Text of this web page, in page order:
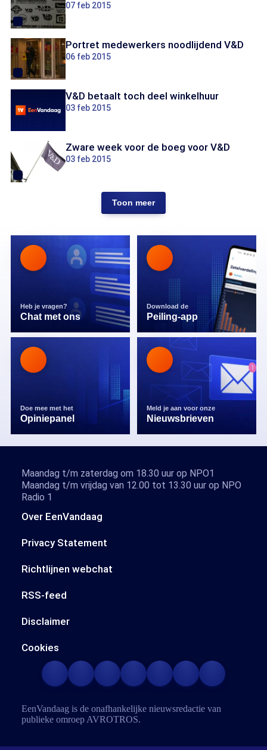
07 feb 2015
Portret medewerkers noodlijdend V&D
06 feb 2015
V&D betaalt toch deel winkelhuur
03 feb 2015
Zware week voor de boeg voor V&D
03 feb 2015
Toon meer
Heb je vragen?
Chat met ons
Download de
Peiling-app
Doe mee met het
Opiniepanel
Meld je aan voor onze
Nieuwsbrieven
Over EenVandaag
Privacy Statement
Richtlijnen webchat
RSS-feed
Disclaimer
Cookies
Maandag t/m zaterdag om 18.30 uur op NPO1
Maandag t/m vrijdag van 12.00 tot 13.30 uur op NPO
Radio 1
EenVandaag is de onafhankelijke nieuwsredactie van
publieke omroep AVROTROS.